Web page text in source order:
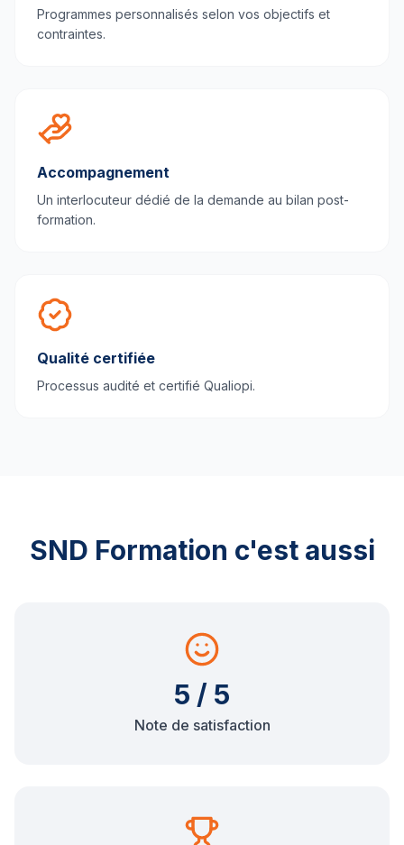
Programmes personnalisés selon vos objectifs et
contraintes.
Accompagnement
Un interlocuteur dédié de la demande au bilan post-
formation.
Qualité certifiée
Processus audité et certifié Qualiopi.
SND Formation c'est aussi
5 / 5
Note de satisfaction